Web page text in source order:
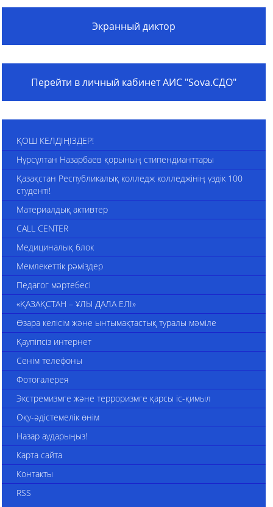
Экранный диктор
Перейти в личный кабинет АИС "Sova.СДО"
ҚОШ КЕЛДІҢІЗДЕР!
Нұрсұлтан Назарбаев қорының стипендианттары
Қазақстан Республикалық колледж колледжінің үздік 100
студенті!
Материалдық активтер
CALL CENTER
Медициналық блок
Мемлекеттік рәміздер
Педагог мәртебесі
«ҚАЗАҚСТАН – ҰЛЫ ДАЛА ЕЛІ»
Өзара келісім және ынтымақтастық туралы мәміле
Қаупіпсіз интернет
Сенім телефоны
Фотогалерея
Экстремизмге және терроризмге қарсы іс-қимыл
Оқу-әдістемелік өнім
Назар аударыңыз!
Карта сайта
Контакты
RSS